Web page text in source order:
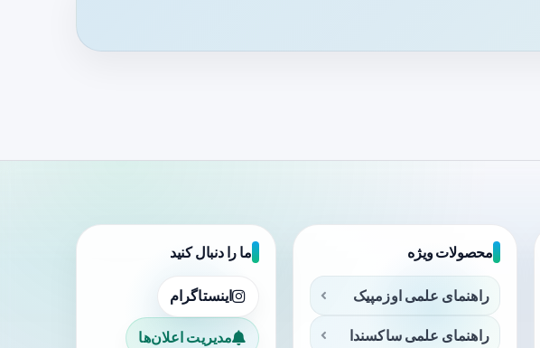
محصولات ویژه
راهنمای علمی اوزمپیک
راهنمای علمی ساکسندا
ما را دنبال کنید
اینستاگرام
مدیریت اعلان‌ها